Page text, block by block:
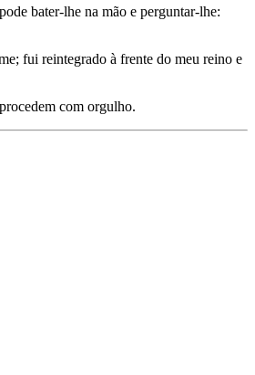
bater-lhe na mão e perguntar-lhe:
fui reintegrado à frente do meu reino e
com orgulho.